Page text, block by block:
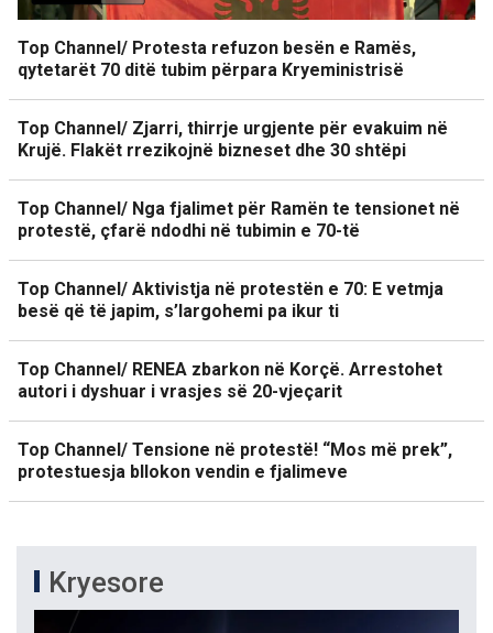
Top Channel/ Protesta refuzon besën e Ramës,
qytetarët 70 ditë tubim përpara Kryeministrisë
Top Channel/ Zjarri, thirrje urgjente për evakuim në
Krujë. Flakët rrezikojnë bizneset dhe 30 shtëpi
Top Channel/ Nga fjalimet për Ramën te tensionet në
protestë, çfarë ndodhi në tubimin e 70-të
Top Channel/ Aktivistja në protestën e 70: E vetmja
besë që të japim, s’largohemi pa ikur ti
Top Channel/ RENEA zbarkon në Korçë. Arrestohet
autori i dyshuar i vrasjes së 20-vjeçarit
Top Channel/ Tensione në protestë! “Mos më prek”,
protestuesja bllokon vendin e fjalimeve
Kryesore